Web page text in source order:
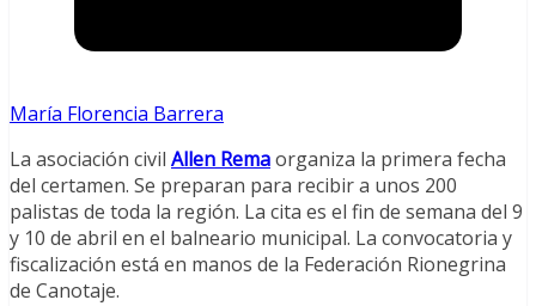
María Florencia Barrera
La asociación civil Allen Remaorganiza la primera fecha
del certamen. Se preparan para recibir a unos 200
palistas de toda la región. La cita es el fin de semana del 9
y 10 de abril en el balneario municipal. La convocatoria y
fiscalización está en manos de la Federación Rionegrina
de Canotaje.